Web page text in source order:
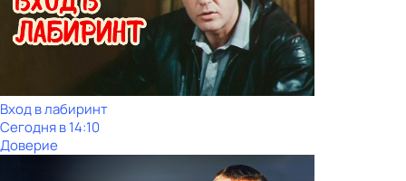
Вход в лабиринт
Сегодня в 14:10
Доверие